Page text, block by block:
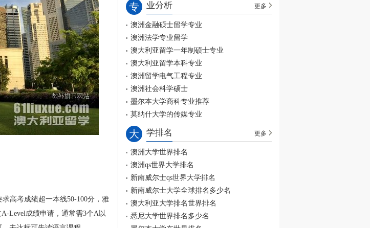
高考成绩超一本线50-100分，雅
Level成绩申请，通常需3个A以
专 业分析 更多
澳洲金融硕士留学专业
澳洲法学专业留学
澳大利亚留学一年制硕士专业
澳大利亚留学本科专业
澳洲留学电气工程专业
澳洲社会科学硕士
墨尔本大学商科专业推荐
莫纳什大学的传媒专业
大 学排名 更多
澳洲大学世界排名
澳洲qs世界大学排名
新南威尔士qs世界大学排名
新南威尔士大学全球排名多少名
澳大利亚大学排名世界排名
悉尼大学世界排名多少名